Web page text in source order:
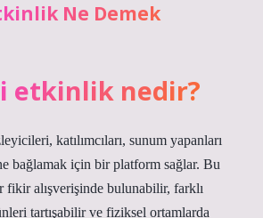
Ne Demek
etkinlik nedir?
katılımcıları, sunum yapanları
bağlamak için bir platform sağlar. Bu
fikir alışverişinde bulunabilir, farklı
tartışabilir ve fiziksel ortamlarda